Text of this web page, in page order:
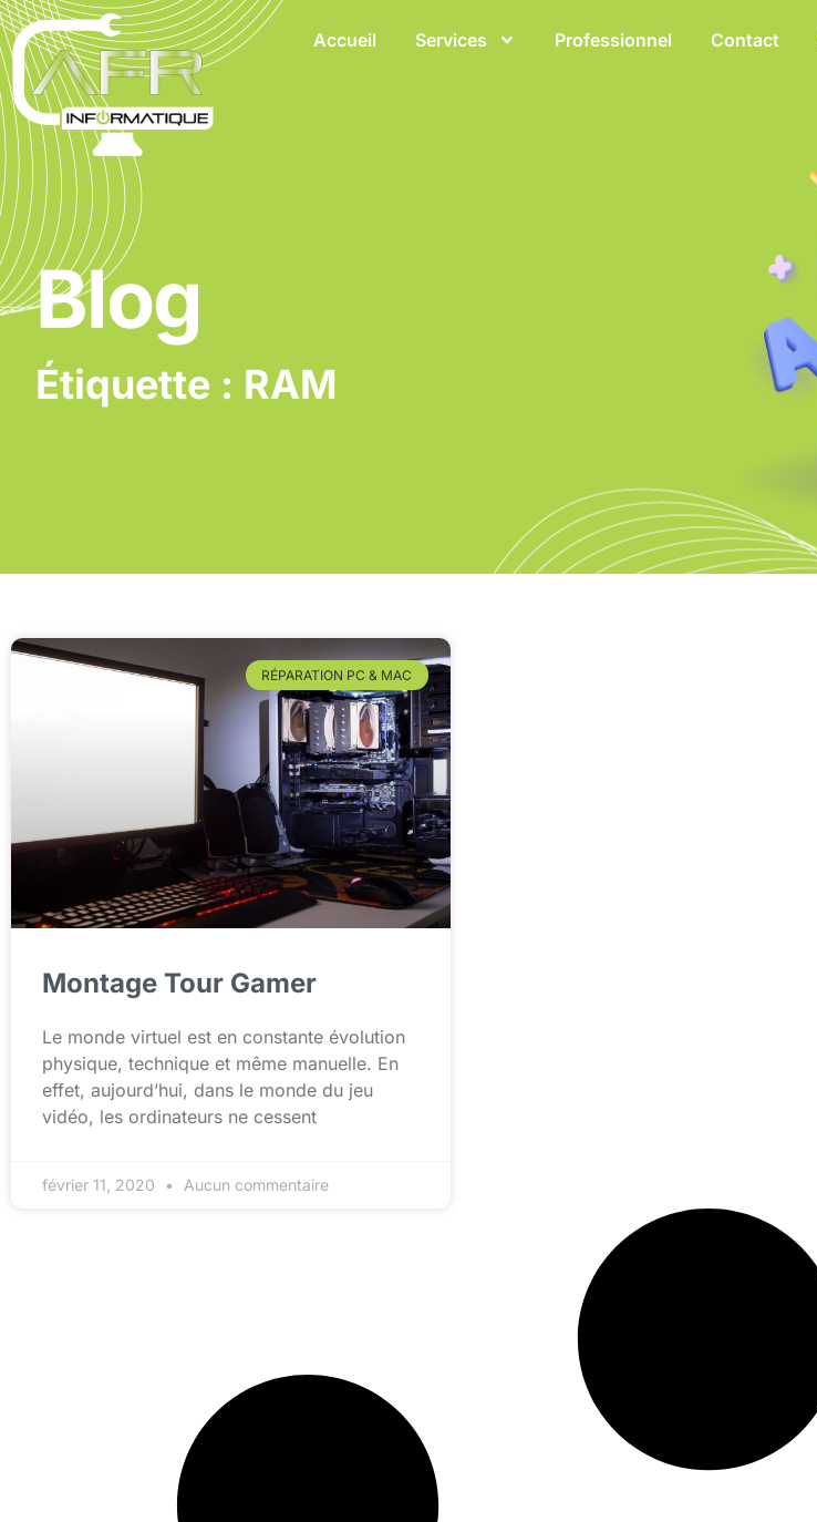
Accueil Services Professionnel Contact
Blog
Étiquette : RAM
RÉPARATION PC & MAC
Montage Tour Gamer
Le monde virtuel est en constante évolution
physique, technique et même manuelle. En
effet, aujourd’hui, dans le monde du jeu
vidéo, les ordinateurs ne cessent
février 11, 2020 Aucun commentaire